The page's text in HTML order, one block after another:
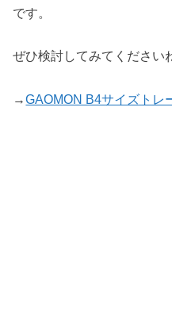
です。
ぜひ検討してみてください
→GAOMON B4サイズトレ